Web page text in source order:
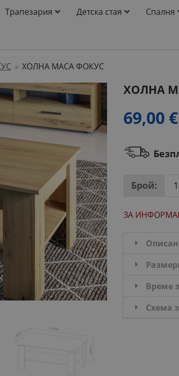
Трапезария Детска стая Спалня
» ХОЛНА МАСА ФОКУС
ХОЛНА
69,00 €
Брой:
ЗА
Време
Схема